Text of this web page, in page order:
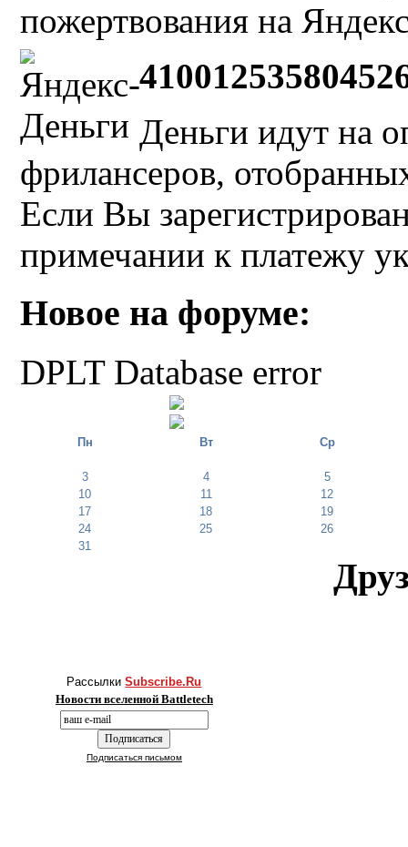
пожертвования на
Деньги идут на
фрилансеров,
Если Вы
примечании к платежу
Новое на форуме:
DPLT Database error
Пн Вт Ср
3 4
5
10
11
12
17
18
19
24
25
26
31
РассылкиSubscribe.Ru
Новости вселенной Battletech
Подписаться письмом